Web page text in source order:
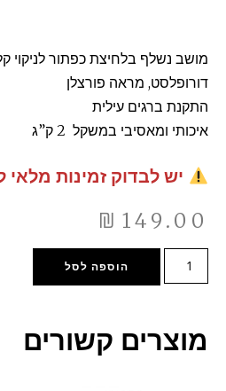
מושב נשלף בלחיצת כפתור לניקוי
דורופלסט, מראה פורצלן
התקנת ברגים עילית
איכותי ומאסיבי במשקל 2 ק”ג
יש לבדוק זמינות מלאי
₪ 149.00
הוספה לסל
מוצרים קשורים